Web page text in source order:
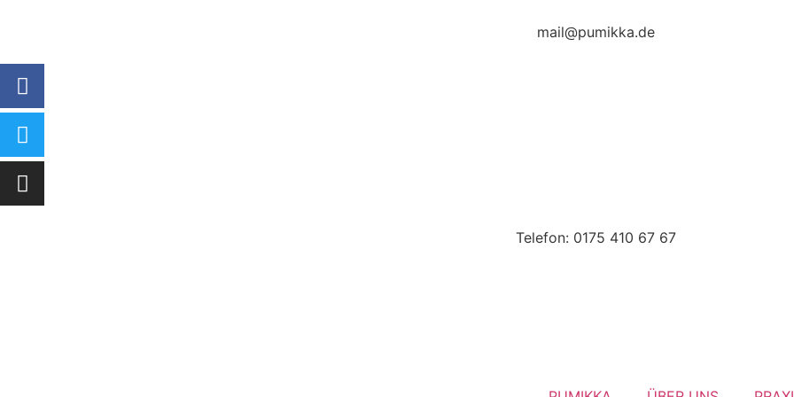
mail@pumikka.de
Telefon: 0175 410 67 67